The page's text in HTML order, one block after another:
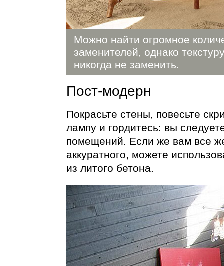
Можно найти огромное
заменителей, однако
никогда не заменить.
Пост-модерн
Покрасьте стены, повесьте
лампу и гордитесь: вы
помещений. Если же вам все
аккуратного, можете
из литого бетона.